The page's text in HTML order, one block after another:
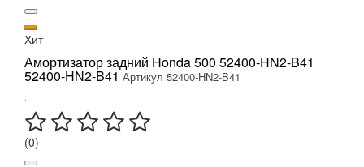
Хит
Амортизатор задний Honda 500 52400-HN2-B41
52400-HN2-B41 Артикул 52400-HN2-B41
(0)